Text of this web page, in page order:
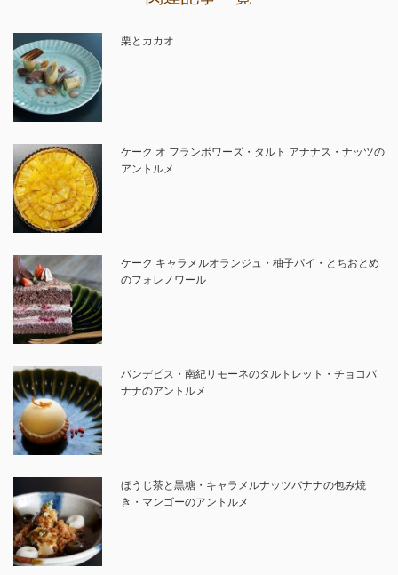
栗とカカオ
ケーク オ フランボワーズ・タルト アナナス・ナッツの
アントルメ
ケーク キャラメルオランジュ・柚子パイ・とちおとめ
のフォレノワール
パンデピス・南紀リモーネのタルトレット・チョコバ
ナナのアントルメ
ほうじ茶と黒糖・キャラメルナッツバナナの包み焼
き・マンゴーのアントルメ